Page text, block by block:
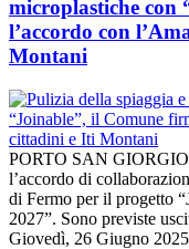
microplastiche con
l’accordo con
Montani
PORTO SAN GIORGIO
l’accordo di
di Fermo per il progetto
2027”. Sono previste
Giovedì, 26 Giugno 2025